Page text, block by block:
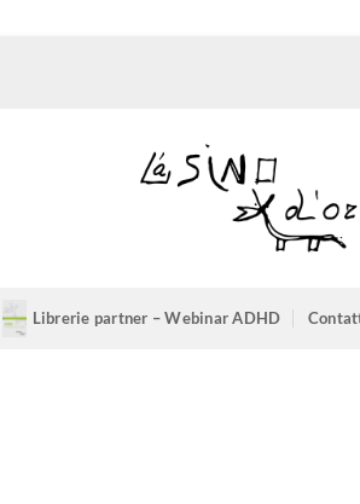
Librerie partner – Webinar ADHD